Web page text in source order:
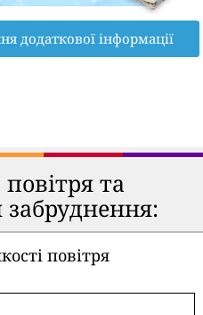
додаткової інформації
та
повітря